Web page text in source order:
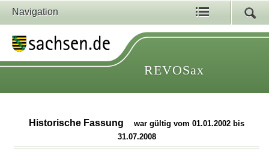
Navigation
REVOSax
Historische Fassung
war gültig vom 01.01.2002 bis
31.07.2008